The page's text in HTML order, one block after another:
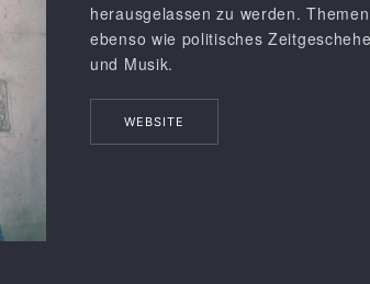
herausgelassen zu werden.
ebenso wie politisches
und Musik.
WEBSITE